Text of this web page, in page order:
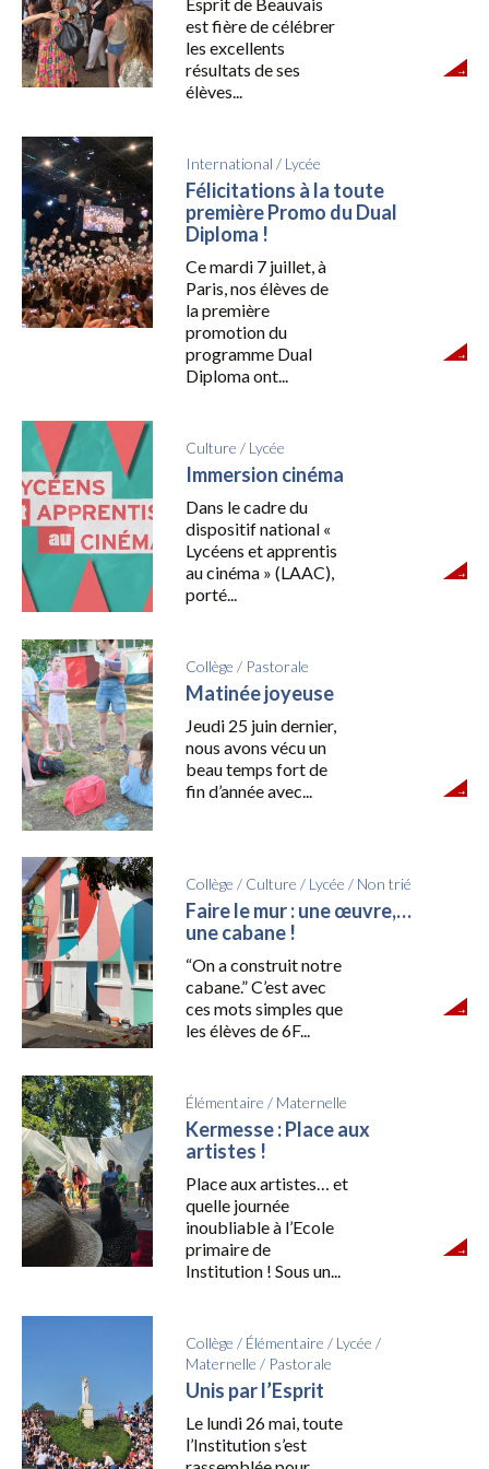
est fière de célébrer
les excellents
résultats de ses
élèves...
International / Lycée
Félicitations à la toute
première Promo du Dual
Diploma !
Ce mardi 7 juillet, à
Paris, nos élèves de
la première
promotion du
programme Dual
Diploma ont...
Culture / Lycée
Immersion cinéma
Dans le cadre du
dispositif national «
Lycéens et apprentis
au cinéma » (LAAC),
porté...
Collège / Pastorale
Matinée joyeuse
Jeudi 25 juin dernier,
nous avons vécu un
beau temps fort de
fin d’année avec...
Collège / Culture / Lycée / Non trié
Faire le mur : une œuvre,…
une cabane !
“On a construit notre
cabane.” C’est avec
ces mots simples que
les élèves de 6F...
Élémentaire / Maternelle
Kermesse : Place aux
artistes !
Place aux artistes… et
quelle journée
inoubliable à l’Ecole
primaire de
Institution ! Sous un...
Collège / Élémentaire / Lycée /
Maternelle / Pastorale
Unis par l’Esprit
Le lundi 26 mai, toute
l’Institution s’est